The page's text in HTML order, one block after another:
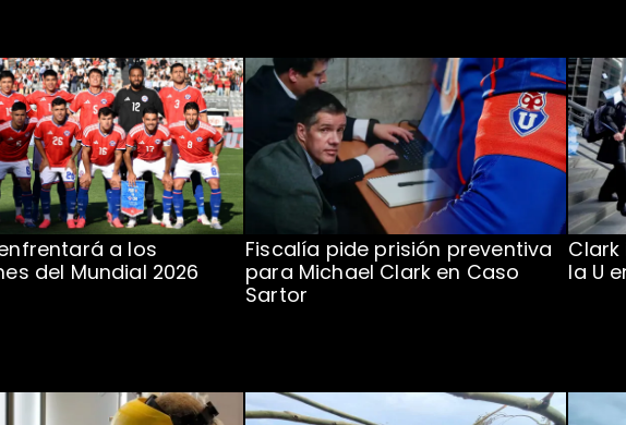
a los
del Mundial 2026
Fiscalía pide prisión preventiva
para Michael Clark en Caso
Sartor
la U